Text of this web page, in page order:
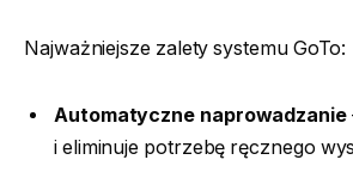
Najważniejsze zalety systemu GoTo:
Automatyczne naprowadzanie
i eliminuje potrzebę ręcznego